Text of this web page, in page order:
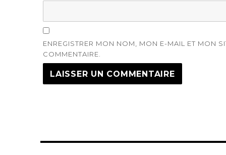
ENREGISTRER MON NOM, MON E-MAIL ET MON
COMMENTAIRE.